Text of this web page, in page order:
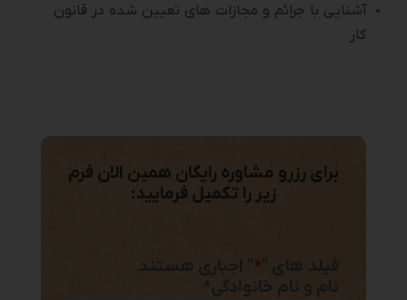
آشنایی با جرائم و مجازات های تعیین شده در قانون
کار
برای رزرو مشاوره رایگان همین الان فرم
زیر را تکمیل فرمایید:
*" اجباری هستند
نام و نام خانوادگی *